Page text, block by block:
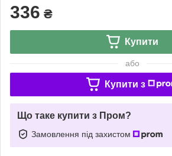
336 ₴
Купити
або
Купити з
Що таке купити з Пром?
Замовлення під захистом